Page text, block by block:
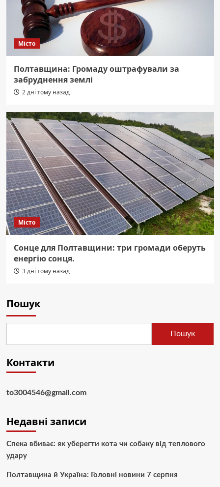
Місто
Полтавщина: Громаду оштрафували за
забруднення землі
2 дні тому назад
Місто
Сонце для Полтавщини: три громади оберуть
енергію сонця.
3 дні тому назад
Пошук
Пошук
Контакти
to3004546@gmail.com
Недавні записи
Спека вбиває: як уберегти кота чи собаку від теплового
удару
Полтавщина й Україна: Головні новини 7 серпня